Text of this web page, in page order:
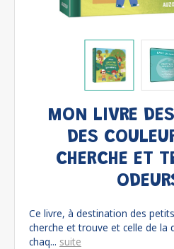
MON LIVRE
DES
CHERCHE ET
Ce livre, à destination des
cherche et trouve et celle de la
chaq... suite